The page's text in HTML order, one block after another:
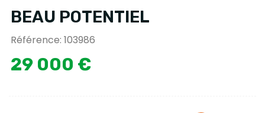
BEAU POTENTIEL
Référence: 103986
29 000 €